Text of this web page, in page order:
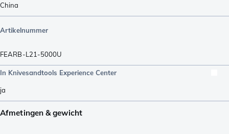
China
Artikelnummer
FEARB-L21-5000U
In Knivesandtools Experience Center
ja
Afmetingen & gewicht